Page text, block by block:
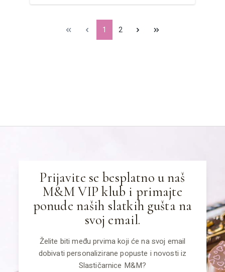
1 2
Prijavite se besplatno u naš
M&M VIP klub i primajte
ponude naših slatkih gušta na
svoj email.
Želite biti među prvima koji će na svoj email
dobivati personalizirane popuste i novosti iz
Slastičarnice M&M?